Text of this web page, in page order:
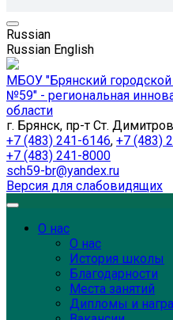
Russian
Russian English
МБОУ "Брянский
№59" - региональная
области
г. Брянск, пр-т Ст.
+7 (483) 241-6146, +7 (483)
+7 (483) 241-8000
sch59-br@yandex.ru
Версия для слабовидящих
О нас
О нас
История школы
Благодарности
Места занятий
Дипломы и